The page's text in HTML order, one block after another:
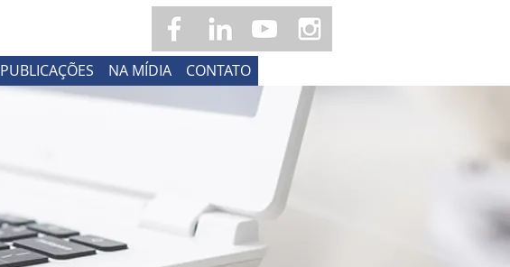
PUBLICAÇÕES NA MÍDIA CONTATO